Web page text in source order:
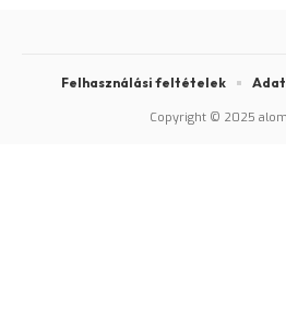
Copyright © 2025
Felhasználási feltételek